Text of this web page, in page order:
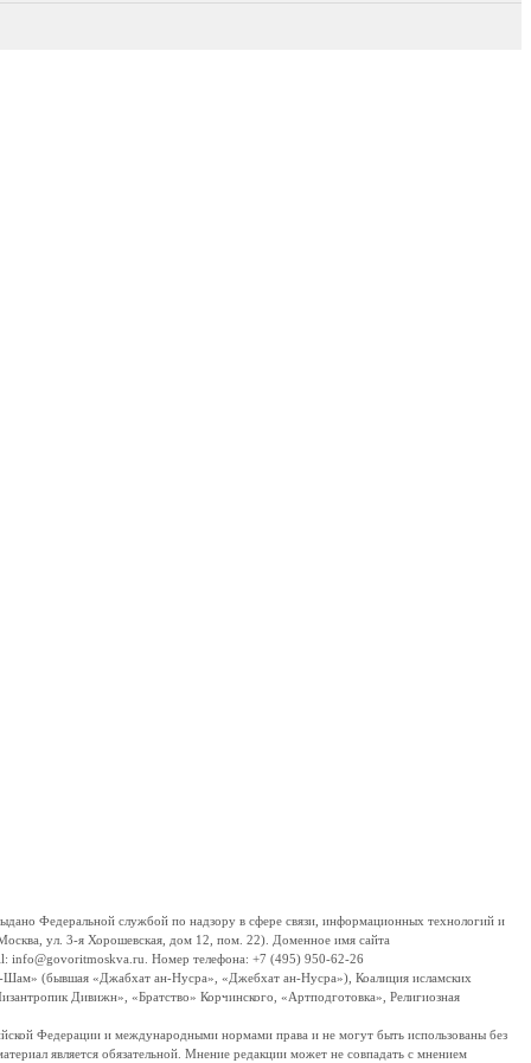
Федеральной службой по надзору в сфере связи, информационных технологий и
ул. 3-я Хорошевская, дом 12, пом. 22). Доменное имя сайта
info@govoritmoskva.ru. Номер телефона: +7 (495) 950-62-26
Шам» (бывшая «Джабхат ан-Нусра», «Джебхат ан-Нусра»), Коалиция исламских
Дивижн», «Братство» Корчинского, «Артподготовка», Религиозная
Федерации и международными нормами права и не могут быть использованы без
является обязательной. Мнение редакции может не совпадать с мнением